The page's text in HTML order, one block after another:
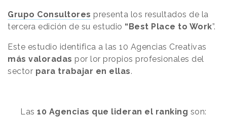
Grupo Consultores presenta los resultados de la
tercera edición de su estudio “Best Place to Work”.
Este estudio identifica a las 10 Agencias Creativas
más valoradas por lor propios profesionales del
sector para trabajar en ellas.
Las10 Agencias que lideran el ranking son: